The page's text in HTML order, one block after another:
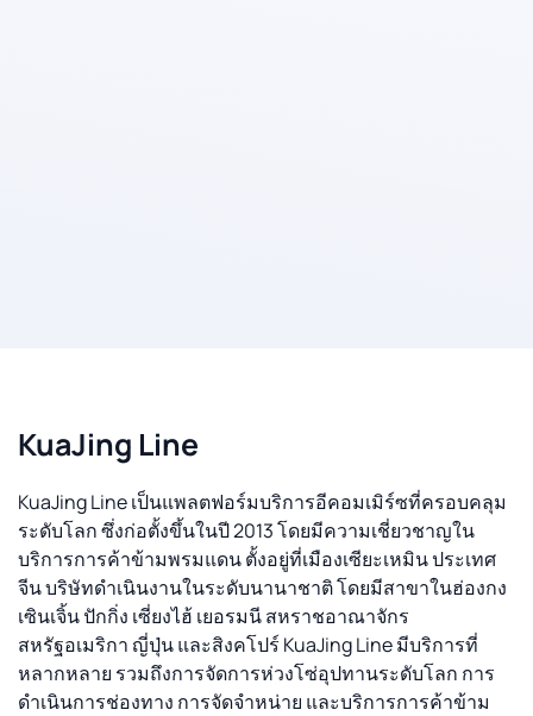
KuaJing Line
KuaJing Line เป็นแพลตฟอร์มบริการอีคอมเมิร์ซที่ครอบคลุม
ระดับโลก ซึ่งก่อตั้งขึ้นในปี 2013 โดยมีความเชี่ยวชาญใน
บริการการค้าข้ามพรมแดน ตั้งอยู่ที่เมืองเซียะเหมิน ประเทศ
จีน บริษัทดำเนินงานในระดับนานาชาติ โดยมีสาขาในฮ่องกง
เซินเจิ้น ปักกิ่ง เซี่ยงไฮ้ เยอรมนี สหราชอาณาจักร
สหรัฐอเมริกา ญี่ปุ่น และสิงคโปร์ KuaJing Line มีบริการที่
หลากหลาย รวมถึงการจัดการห่วงโซ่อุปทานระดับโลก การ
ดำเนินการช่องทาง การจัดจำหน่าย และบริการการค้าข้าม